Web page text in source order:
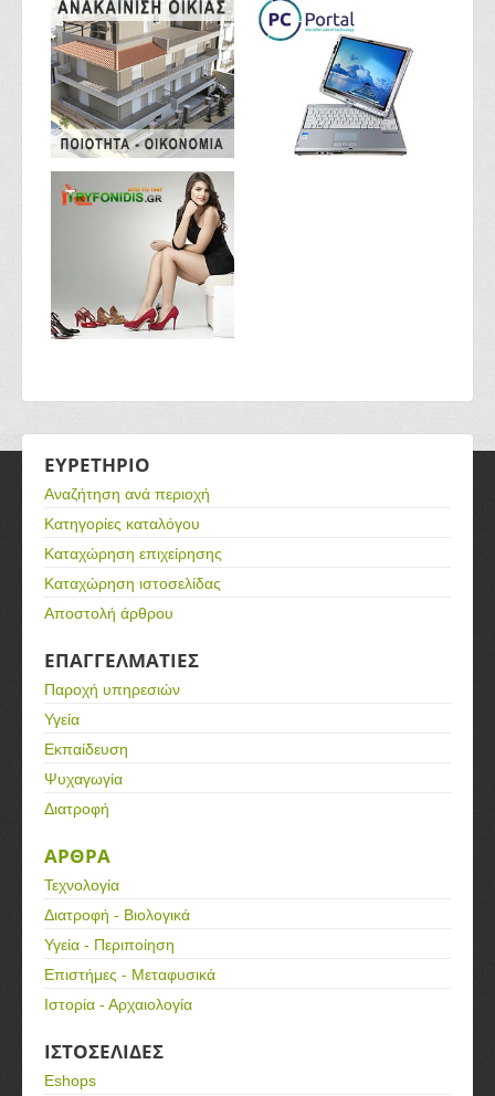
ΕΥΡΕΤΗΡΙΟ
Αναζήτηση ανά περιοχή
Κατηγορίες καταλόγου
Καταχώρηση επιχείρησης
Καταχώρηση ιστοσελίδας
Αποστολή άρθρου
ΕΠΑΓΓΕΛΜΑΤΙΕΣ
Παροχή υπηρεσιών
Υγεία
Εκπαίδευση
Ψυχαγωγία
Διατροφή
ΑΡΘΡΑ
Τεχνολογία
Διατροφή - Βιολογικά
Υγεία - Περιποίηση
Επιστήμες - Μεταφυσικά
Ιστορία - Αρχαιολογία
ΙΣΤΟΣΕΛΙΔΕΣ
Eshops